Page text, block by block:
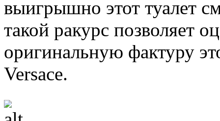
выигрышно этот туалет
такой ракурс позволяет
оригинальную фактуру
Versace.